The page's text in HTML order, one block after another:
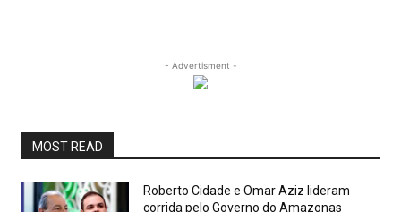
- Advertisment -
MOST READ
Roberto Cidade e Omar Aziz lideram
corrida pelo Governo do Amazonas